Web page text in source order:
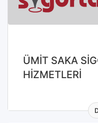
ÜMİT SAKA
HİZMETLERİ